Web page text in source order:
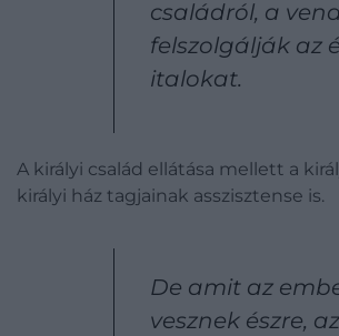
családról, a
felszolgálják az
italokat.
A királyi család ellátása mellett a
királyi ház tagjainak asszisztense is.
De amit az
vesznek észre,